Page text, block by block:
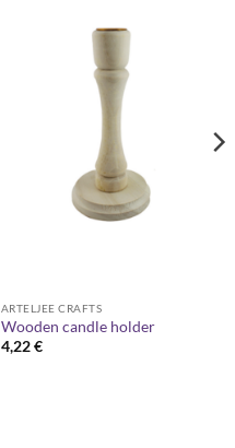
ARTELJEE CRAFTS
Wooden candle holder
4,22€